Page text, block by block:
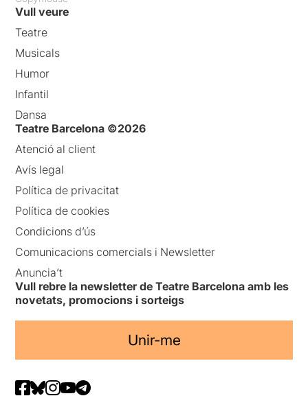
Vull veure
Teatre
Musicals
Humor
Infantil
Dansa
Teatre Barcelona ©2026
Atenció al client
Avís legal
Política de privacitat
Política de cookies
Condicions d’ús
Comunicacions comercials i Newsletter
Anuncia’t
Vull rebre la newsletter de Teatre Barcelona amb les
novetats, promocions i sorteigs
Unir-me